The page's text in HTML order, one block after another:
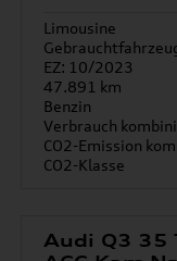
Limousine
EZ: 10/2023
47.891 km
Benzin
Verbrauch
CO2-Emission
CO2-Klasse
Audi Q3 35